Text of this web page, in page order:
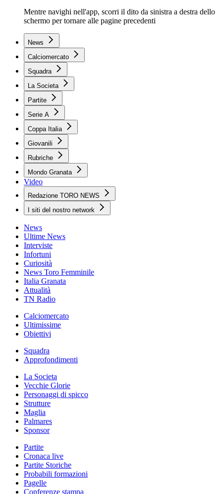
Mentre navighi nell'app, scorri il dito da sinistra a destra dello
schermo per tornare alle pagine precedenti
News
Calciomercato
Squadra
La Societa
Partite
Serie A
Coppa Italia
Giovanili
Rubriche
Mondo Granata
Video
Redazione TORO NEWS
I siti del nostro network
News
Ultime News
Interviste
Infortuni
Curiosità
News Toro Femminile
Italia Granata
Attualità
TN Radio
Calciomercato
Ultimissime
Obiettivi
Squadra
Approfondimenti
La Societa
Vecchie Glorie
Personaggi di spicco
Strutture
Maglia
Palmares
Sponsor
Partite
Cronaca live
Partite Storiche
Probabili formazioni
Pagelle
Conferenze stampa